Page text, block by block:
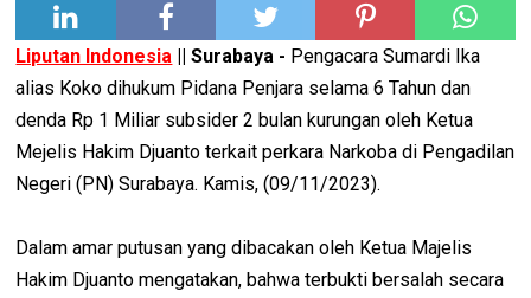
Liputan Indonesia || Surabaya - Pengacara Sumardi Ika
alias Koko dihukum Pidana Penjara selama 6 Tahun dan
denda Rp 1 Miliar subsider 2 bulan kurungan oleh Ketua
Mejelis Hakim Djuanto terkait perkara Narkoba di Pengadilan
Negeri (PN) Surabaya. Kamis, (09/11/2023).
Dalam amar putusan yang dibacakan oleh Ketua Majelis
Hakim Djuanto mengatakan, bahwa terbukti bersalah secara